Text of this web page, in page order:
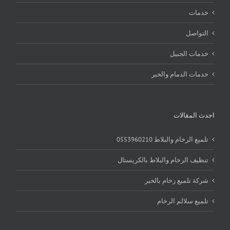
خدمات
التواصل
خدمات الجبيل
خدمات الدمام والخبر
احدث المقالات
تلميع الرخام والبلاط 0553960210
تنظيف الرخام والبلاط بالكريستال
شركة تلميع رخام بالخبر
تلميع سلالم الرخام